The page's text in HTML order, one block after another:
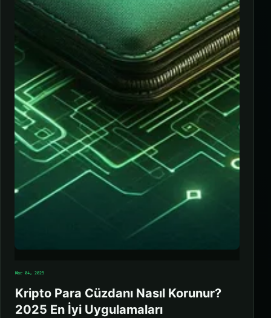
Mar 04, 2025
Kripto Para Cüzdanı Nasıl Korunur?
2025 En İyi Uygulamaları